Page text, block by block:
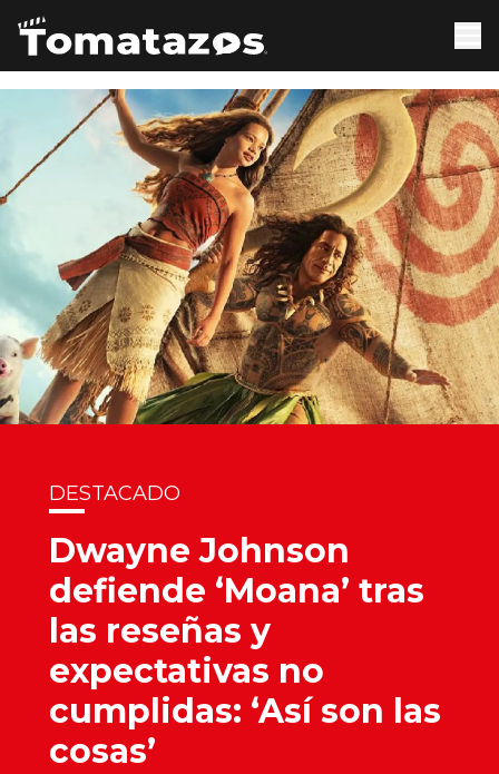
DESTACADO
Dwayne Johnson
defiende ‘Moana’ tras
las reseñas y
expectativas no
cumplidas: ‘Así son las
cosas’